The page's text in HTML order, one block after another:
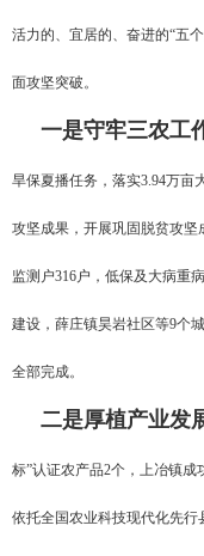
活力的、宜居的、奋进的“五
面攻坚突破。
一是守牢三农工
旱保夏播任务，落实3.94万亩
攻坚成果，开展巩固脱贫攻坚
监测户316户，低保及大病重
建设，薛庄镇昊岩社区等9个
全部完成。
二是厚植产业发
标”认证农产品2个，上冶镇成
依托全国农业科技现代化先